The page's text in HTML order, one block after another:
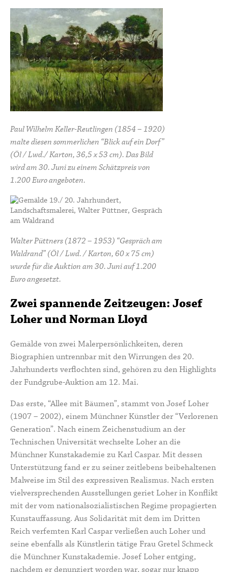
Paul Wilhelm Keller-Reutlingen (1854 – 1920)
malte diesen sommerlichen “Blick auf ein Dorf”
(Öl / Lwd./ Karton, 36,5 x 53 cm). Das Bild
wird am 30. Juni zu einem Schätzpreis von
1.200 Euro angeboten.
Walter Püttners (1872 – 1953) “Gespräch am
Waldrand” (Öl / Lwd. / Karton, 60 x 75 cm)
wurde für die Auktion am 30. Juni auf 1.200
Euro angesetzt.
Zwei spannende Zeitzeugen: Josef
Loher und Norman Lloyd
Gemälde von zwei Malerpersönlichkeiten, deren
Biographien untrennbar mit den Wirrungen des 20.
Jahrhunderts verflochten sind, gehören zu den Highlights
der Fundgrube-Auktion am 12. Mai.
Das erste, “Allee mit Bäumen”, stammt vonJosef Loher
(1907 – 2002), einem Münchner Künstler der “Verlorenen
Generation”. Nach einem Zeichenstudium an der
Technischen Universität wechselte Loher an die
Münchner Kunstakademie zu Karl Caspar. Mit dessen
Unterstützung fand er zu seiner zeitlebens beibehaltenen
Malweise im Stil des expressiven Realismus. Nach ersten
vielversprechenden Ausstellungen geriet Loher in Konflikt
mit der vom nationalsozialistischen Regime propagierten
Kunstauffassung. Aus Solidarität mit dem im Dritten
Reich verfemten Karl Caspar verließen auch Loher und
seine ebenfalls als Künstlerin tätige Frau Gretel Schmeck
die Münchner Kunstakademie. Josef Loher entging,
nachdem er denunziert worden war, sogar nur knapp